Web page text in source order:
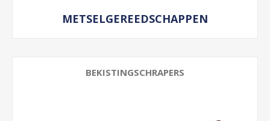
METSELGEREEDSCHAPPEN
BEKISTINGSCHRAPERS